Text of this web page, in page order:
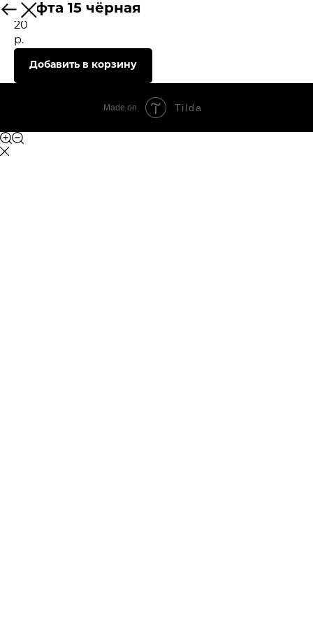
Муфта 15 чёрная
20
р.
Добавить в корзину
Made on Tilda